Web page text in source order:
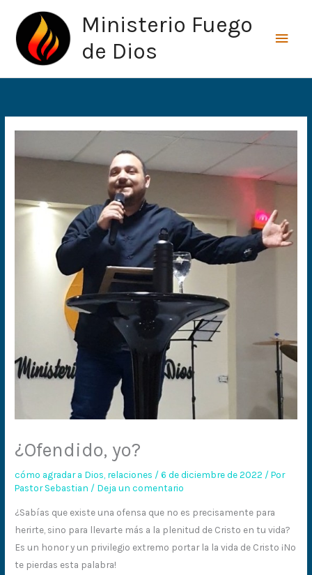
contenido
Ministerio Fuego
de Dios
¿Ofendido, yo?
cómo agradar a Dios relaciones /6 de diciembre de 2022 / Por
Pastor Sebastian / Deja un comentario
¿Sabías que existe una ofensa que no es precisamente para
herirte, sino para llevarte más a la plenitud de Cristo en tu vida?
Es un honor y un privilegio extremo portar la la vida de Cristo ¡No
te pierdas esta palabra!